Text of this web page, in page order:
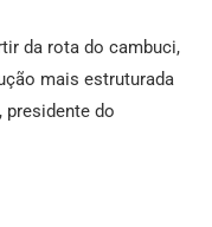
da rota do cambuci,
mais estruturada
presidente do